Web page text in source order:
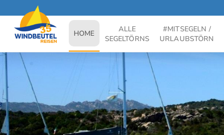
HOME(current)ALLE
SEGELTÖRNS
#MITSEGELN /
URLAUBSTÖRN
-- 1. Reisearten wählen --